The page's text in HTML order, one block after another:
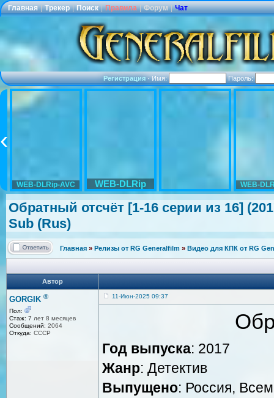
Главная | Трекер | Поиск | Правила | Форум | Чат
Регистрация·Имя: Пароль:
WEB-DLRip-AVC WEB-DLRip WEB-
Обратный отсчёт [1-16 серии из 16]
Sub (Rus)
Главная » Релизы от RG Generalfilm » Видео для КПК от RG
Автор
GORGIK ®
Пол:
Стаж: 7 лет 8 месяцев
Сообщений: 2064
Откуда: СССР
11-Июн-2025 09:37
Год выпуска: 2017
Жанр: Детектив
Выпущено: Россия,